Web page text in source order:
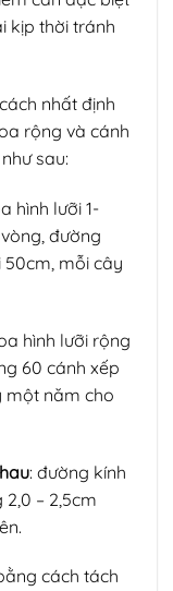
kịp thời tránh
nhất định
rộng và cánh
sau:
hình lưỡi 1-
đường
50cm, mỗi cây
hình lưỡi rộng
60 cánh xếp
một năm cho
: đường kính
2,0 – 2,5cm
cách tách